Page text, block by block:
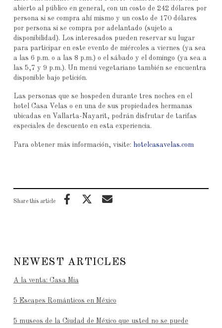
abierto al público en general, con un costo de 242 dólares por
persona si se compra ahí mismo y un costo de 170 dólares
por persona si se compra por adelantado (sujeto a
disponibilidad). Los interesados pueden reservar su lugar
para participar en este evento de miércoles a viernes (ya sea
a las 6 p.m. o a las 8 p.m.) o el sábado y el domingo (ya sea a
las 5,7 y 9 p.m.). Un menú vegetariano también se encuentra
disponible bajo petición.
Las personas que se hospeden durante tres noches en el
hotel Casa Velas o en una de sus propiedades hermanas
ubicadas en Vallarta-Nayarit, podrán disfrutar de tarifas
especiales de descuento en esta experiencia.
Para obtener más información, visite: hotelcasavelas.com
Share this article
NEWEST ARTICLES
A la venta: Casa Mia
5 Escapes Románticos en México
5 museos de la Ciudad de México que usted no se puede